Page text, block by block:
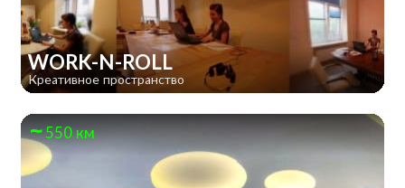
WORK-N-ROLL
Креативное пространство
550 км